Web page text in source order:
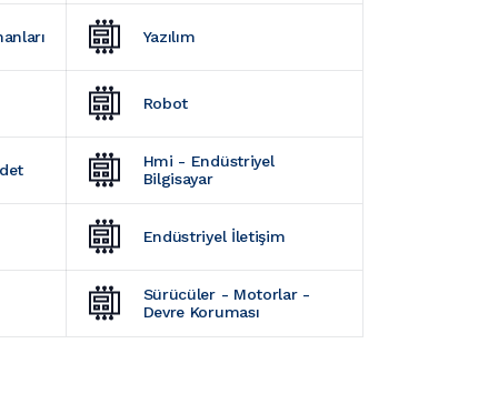
Yazılım
Robot
Hmi - Endüstriyel
Bilgisayar
Endüstriyel İletişim
Sürücüler - Motorlar -
Devre Koruması